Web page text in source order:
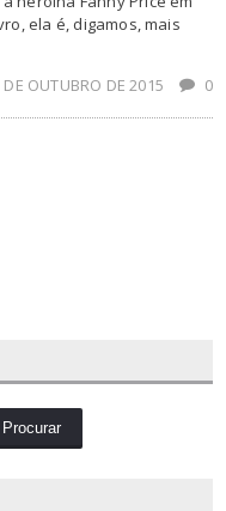
ela é, digamos, mais
DE OUTUBRO DE 2015
0